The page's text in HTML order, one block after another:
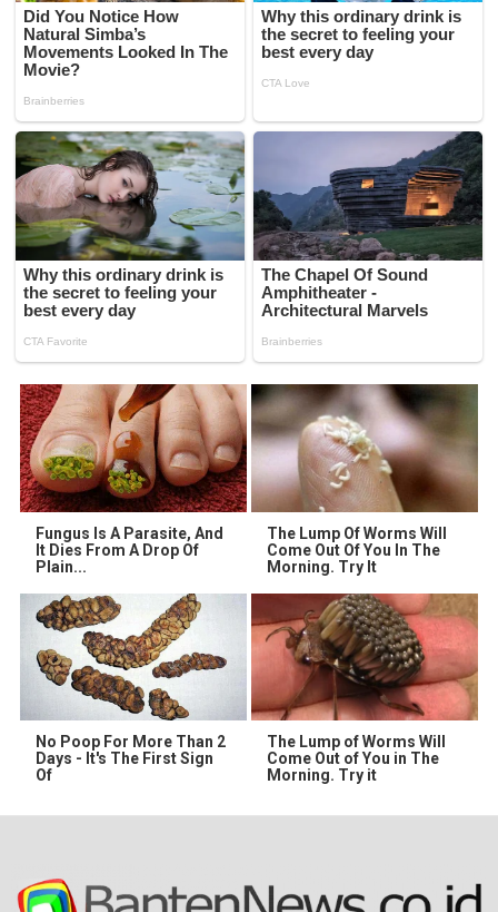
Fungus Is A Parasite, And
It Dies From A Drop Of
Plain...
The Lump Of Worms Will
Come Out Of You In The
Morning. Try It
No Poop For More Than 2
Days - It's The First Sign
Of
The Lump of Worms Will
Come Out of You in The
Morning. Try it